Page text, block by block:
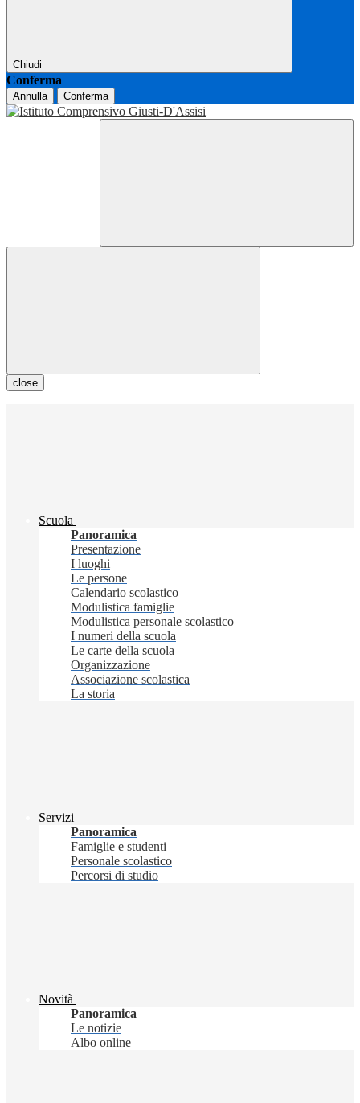
Chiudi
Conferma
Annulla Conferma
close
Scuola
Panoramica
Presentazione
I luoghi
Le persone
Calendario scolastico
Modulistica famiglie
Modulistica personale scolastico
I numeri della scuola
Le carte della scuola
Organizzazione
Associazione scolastica
La storia
Servizi
Panoramica
Famiglie e studenti
Personale scolastico
Percorsi di studio
Novità
Panoramica
Le notizie
Albo online